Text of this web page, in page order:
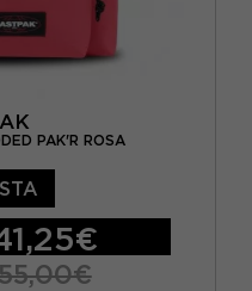
PAK'R ROSA